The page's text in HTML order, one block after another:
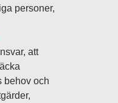
personer,
att
behov och